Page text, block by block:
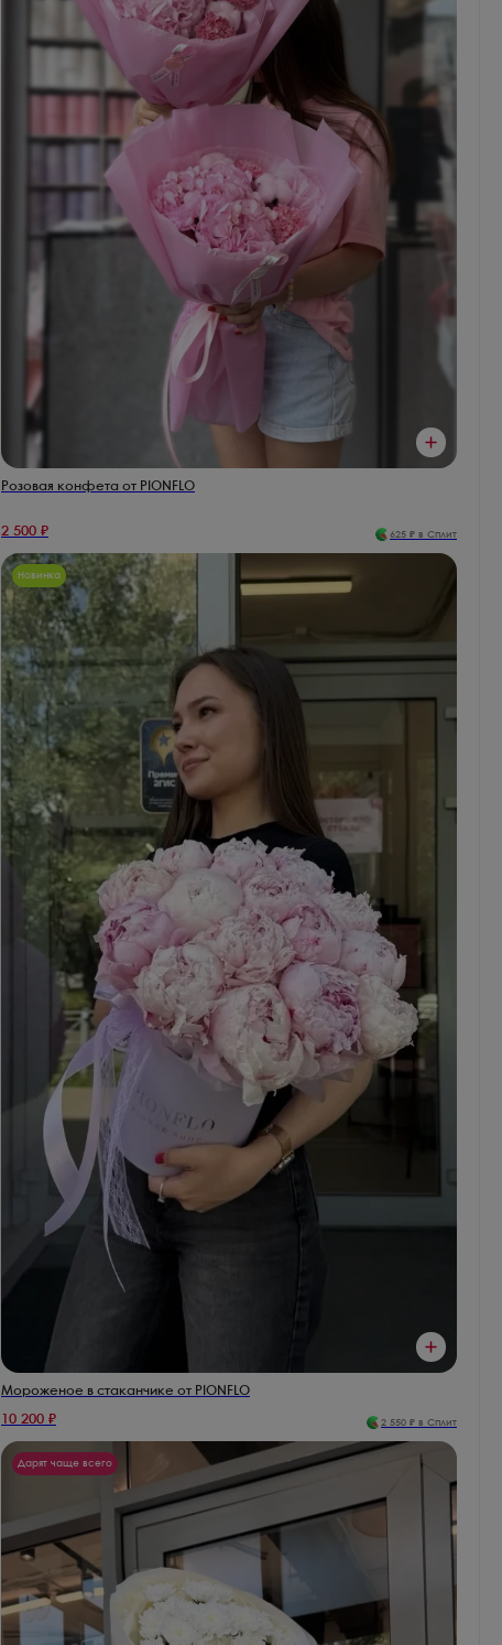
Розовая конфета от PIONFLO
2 500 ₽ 625 ₽ в Сплит
Новинка
Мороженое в стаканчике от PIONFLO
10 200 ₽ 2 550 ₽ в Сплит
Дарят чаще всего